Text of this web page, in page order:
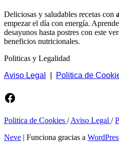
Deliciosas y saludables recetas con
empezar el día con energía.
desayunos hasta postres con este
beneficios nutricionales.
Politicas y Legalidad
Aviso Legal
Politica de
Facebook
Politica de Cookies /Aviso Legal /
Neve | Funciona gracias a